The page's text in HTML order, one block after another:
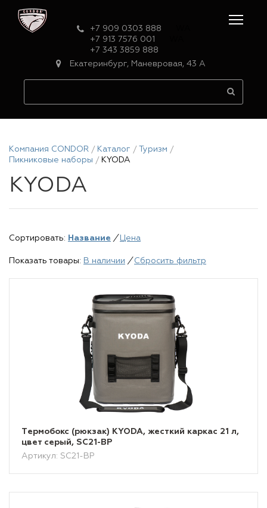
+7 909 0303 888
+7 913 7576 001
+7 343 3859 888
Екатеринбург, Маневровая, 43 А
Компания CONDOR Каталог
Туризм
Пикниковые наборы
KYODA
KYODA
Сортировать: Название / Цена
Показать товары: В наличии / Сбросить фильтр
Tермобокс (рюкзак) KYODA, жесткий каркас 21 л,
цвет серый, SC21-BP
Артикул: SC21-BP